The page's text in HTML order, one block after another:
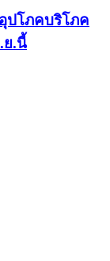
ปโภคบริโภค
ย.นี้